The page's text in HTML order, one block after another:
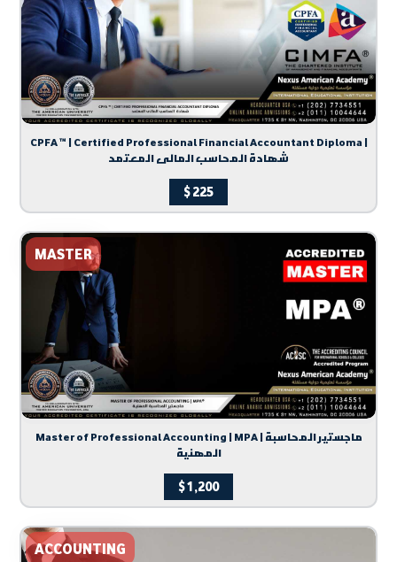
CPFA ™ | Certified Professional Financial Accountant Diploma |
شهادة المحاسب المالى المعتمد
$225
Master of Professional Accounting | MPA | ماجستير المحاسبة
المهنية
$1,200
MASTER
ACCOUNTING